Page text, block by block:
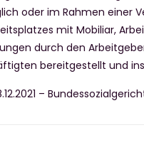
oder im Rahmen einer
mit Mobiliar,
durch den
bereitgestellt und
–